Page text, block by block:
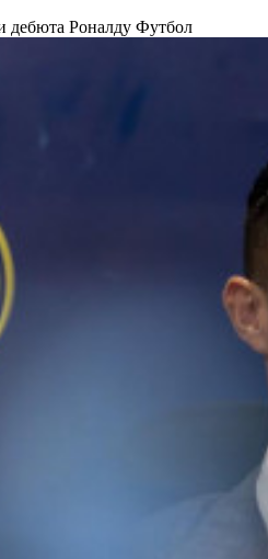
дебюта Роналду Футбол